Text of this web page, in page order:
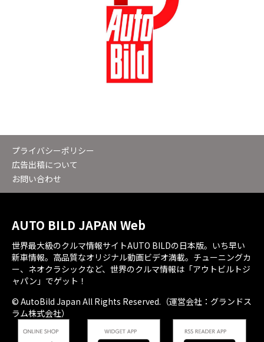
プライバシーポリシー
広告出稿について
お問い合わせ
AUTO BILD JAPAN Web
世界最大級のクルマ情報サイトAUTO BILDの日本版。いち早い
新車情報。高品質なオリジナル動画ビデオ満載。チューニングカ
ー、ネオクラシックなど、世界のクルマ情報は「アウトビルトジ
ャパン」でゲット！
© AutoBild Japan All Rights Reserved.（運営会社：グランドス
ラム株式会社）